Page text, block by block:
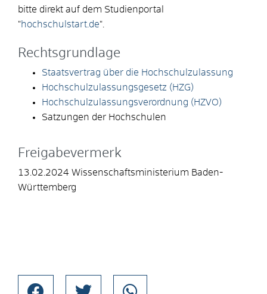
bitte direkt auf dem Studienportal
"hochschulstart.de"
Rechtsgrundlage
Staatsvertrag über die Hochschulzulassung
Hochschulzulassungsgesetz (HZG)
Hochschulzulassungsverordnung (HZVO)
Satzungen der Hochschulen
Freigabevermerk
13.02.2024 Wissenschaftsministerium Baden-
Württemberg